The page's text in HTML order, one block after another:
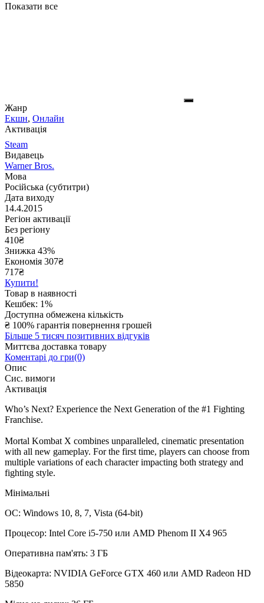
Показати все
Жанр
Екшн, Онлайн
Активація
Steam
Видавець
Warner Bros.
Мова
Російська (субтитри)
Дата виходу
14.4.2015
Регіон активації
Без регіону
410₴
Знижка 43%
Економія 307₴
717₴
Купити!
Товар в наявності
Кешбек: 1%
Доступна обмежена кількість
₴ 100% гарантія повернення грошей
Більше 5 тисяч позитивних відгуків
Миттєва доставка товару
Коментарі до гри(0)
Опис
Сис. вимоги
Активація
Who’s Next? Experience the Next Generation of the #1 Fighting
Franchise.
Mortal Kombat X combines unparalleled, cinematic presentation
with all new gameplay. For the first time, players can choose from
multiple variations of each character impacting both strategy and
fighting style.
Мінімальні
ОС: Windows 10, 8, 7, Vista (64-bit)
Процесор: Intel Core i5-750 или AMD Phenom II X4 965
Оперативна пам'ять: 3 ГБ
Відеокарта: NVIDIA GeForce GTX 460 или AMD Radeon HD
5850